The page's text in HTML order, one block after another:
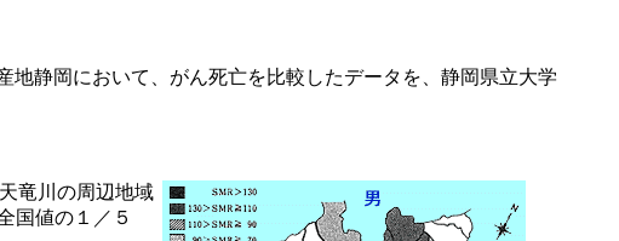
静岡において、がん死亡を比較したデータを、静岡県立大学
竜川の周辺地域
国値の１／５